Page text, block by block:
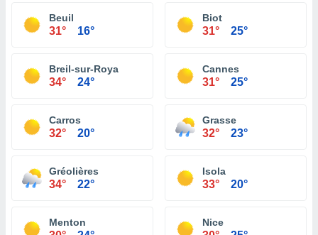
Beuil
31° 16°
Biot
31° 25°
Breil-sur-Roya
34° 24°
Cannes
31° 25°
Carros
32° 20°
Grasse
32° 23°
Gréolières
34° 22°
Isola
33° 20°
Menton Nice